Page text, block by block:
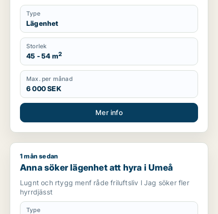
Type
Lägenhet
Storlek
45 - 54 m2
Max. per månad
6 000 SEK
Mer info
Anna söker lägenhet att hyra i Umeå
1 mån sedan
Anna söker lägenhet att hyra i Umeå
Lugnt och rtygg menf råde friluftsliv l Jag söker fler
hyrrdjässt
Type